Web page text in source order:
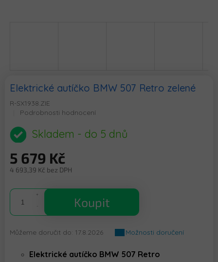
Elektrické autíčko BMW 507 Retro zelené
R-SX1938.ZIE
Průměrné
produktu
je
z
5
Podrobnosti hodnocení
Skladem - do 5 dnů
5 679 Kč
4 693,39 Kč bez DPH
cena:
Koupit
Můžeme doručit do: 17.8.2026 Možnosti doručení
Elektrické autíčko BMW 507 Retro